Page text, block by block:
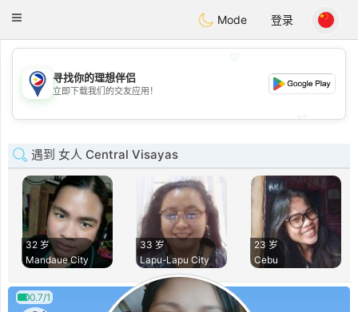
PhilippinesChat
Toggle
Mode 登录
💖
💕
寻找你的理想伴侣
立即下载我们的交友应用！
遇到 女人 Central Visayas
32 岁
Mandaue City
33 岁
Lapu-Lapu City
23 岁
Cebu
0.7/1